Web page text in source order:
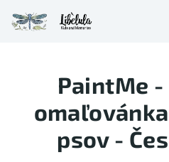
na
obsah
PaintMe
psov -